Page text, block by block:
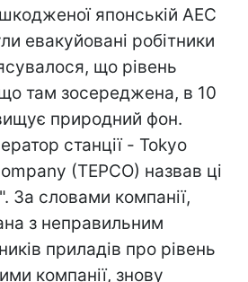
японській АЕС
евакуйовані робітники
що рівень
що там зосереджена, в 10
природний фон.
станції - Tokyo
(TEPCO) назвав ці
За словами компанії,
з неправильним
приладів про рівень
компанії, знову